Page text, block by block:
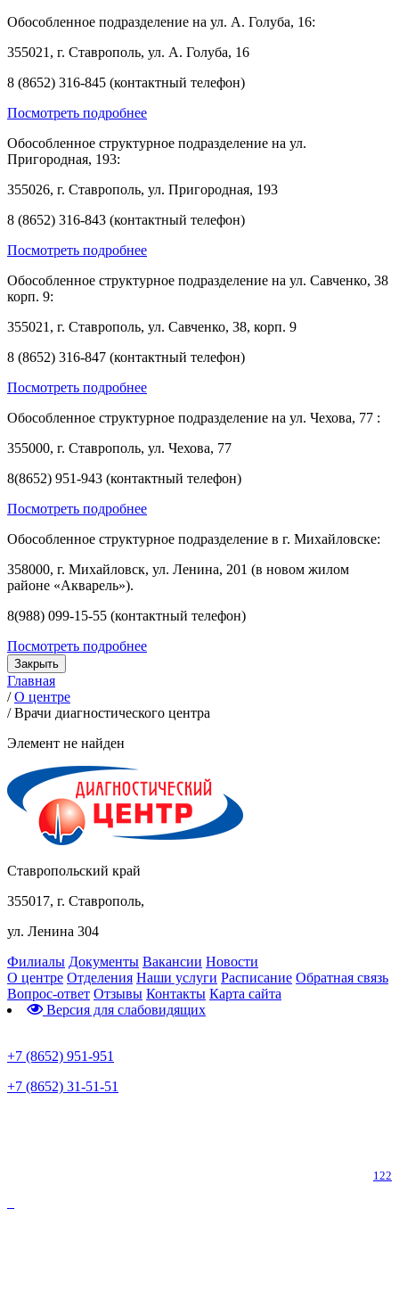
Обособленное подразделение на ул. А. Голуба, 16:
355021, г. Ставрополь, ул. А. Голуба, 16
8 (8652) 316-845 (контактный телефон)
Посмотреть подробнее
Обособленное структурное подразделение на ул.
Пригородная, 193:
355026, г. Ставрополь, ул. Пригородная, 193
8 (8652) 316-843 (контактный телефон)
Посмотреть подробнее
Обособленное структурное подразделение на ул. Савченко, 38
корп. 9:
355021, г. Ставрополь, ул. Савченко, 38, корп. 9
8 (8652) 316-847 (контактный телефон)
Посмотреть подробнее
Обособленное структурное подразделение на ул. Чехова, 77 :
355000, г. Ставрополь, ул. Чехова, 77
8(8652) 951-943 (контактный телефон)
Посмотреть подробнее
Обособленное структурное подразделение в г. Михайловске:
358000, г. Михайловск, ул. Ленина, 201 (в новом жилом
районе «Акварель»).
8(988) 099-15-55 (контактный телефон)
Посмотреть подробнее
Закрыть
Главная
/ О центре
/ Врачи диагностического центра
Элемент не найден
Ставропольский край
355017, г. Ставрополь,
ул. Ленина 304
Филиалы Документы Вакансии Новости
О центре Отделения Наши услуги Расписание Обратная связь
Вопрос-ответ Отзывы Контакты Карта сайта
Версия для слабовидящих
+7 (8652) 951-951
+7 (8652) 31-51-51
122